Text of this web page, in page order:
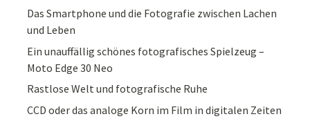
Das Smartphone und die Fotografie zwischen Lachen
und Leben
Ein unauffällig schönes fotografisches Spielzeug –
Moto Edge 30 Neo
Rastlose Welt und fotografische Ruhe
CCD oder das analoge Korn im Film in digitalen Zeiten